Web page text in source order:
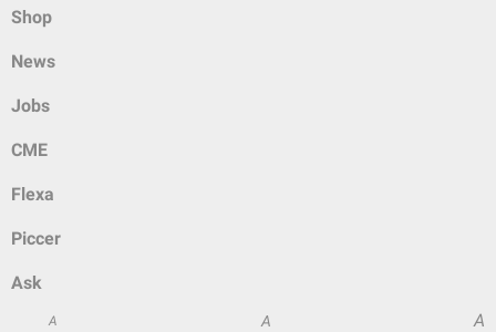
Shop
News
Jobs
CME
Flexa
Piccer
Ask
A A A